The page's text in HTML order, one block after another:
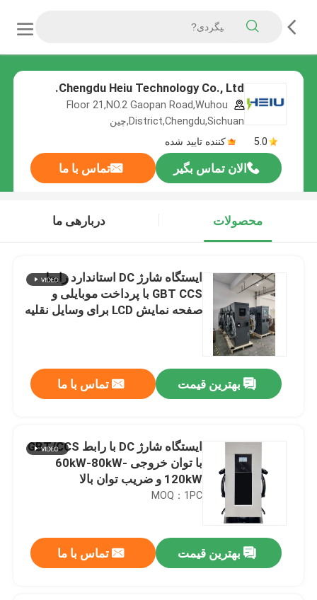
Chengdu Heiu Technology Co., Ltd.
Floor 21,NO.2 Gaopan Road,Wuhou
District,Chengdu,Sichuan,چین
5.0
کننده تایید شده
الان تماس بگیر تماس با ما
محصولات دربارهی ما
ایستگاه شارژ DC استاندارد رابط
GBT CCS با پرداخت موبایلی و
صفحه نمایش LCD برای وسایل نقلیه
بهترین قیمت تماس با ما
ایستگاه شارژ DC با رابط GBT/CCS
با توان خروجی 60kW-80kW-
120kW و ضریب توان بالا
MOQ：1PC
بهترین قیمت تماس با ما